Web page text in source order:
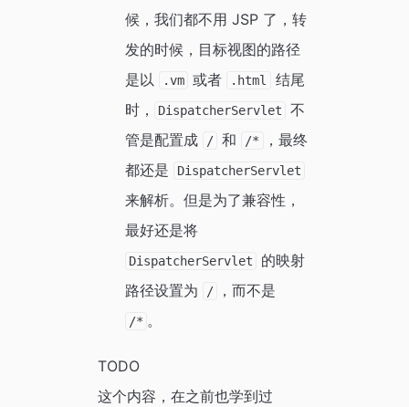
候，我们都不用 JSP 了，转
发的时候，目标视图的路径
是以
.vm 或者 .html
结尾
时，
DispatcherServlet
不
管是配置成
/ 和 /*
，最终
都还是
DispatcherServlet
来解析。但是为了兼容性，
最好还是将
DispatcherServlet
的映射
路径设置为
/ ，而不是
/* 。
TODO
这个内容，在之前也学到过